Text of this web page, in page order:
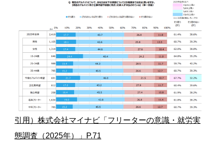
引用）株式会社マイナビ「フリーターの意識・就労実
態調査（2025年）」P.71